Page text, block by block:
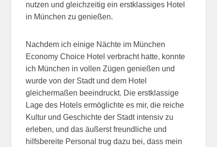
nutzen und gleichzeitig ein erstklassiges Hotel
in München zu genießen.
Nachdem ich einige Nächte im München
Economy Choice Hotel verbracht hatte, konnte
ich München in vollen Zügen genießen und
wurde von der Stadt und dem Hotel
gleichermaßen beeindruckt. Die erstklassige
Lage des Hotels ermöglichte es mir, die reiche
Kultur und Geschichte der Stadt intensiv zu
erleben, und das äußerst freundliche und
hilfsbereite Personal trug dazu bei, dass mein